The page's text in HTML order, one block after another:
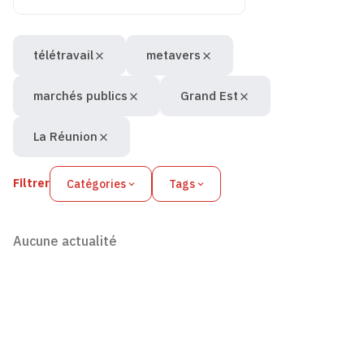
Filtrer Catégories Tags
télétravail metavers
marchés publics Grand Est
La Réunion
Aucune actualité